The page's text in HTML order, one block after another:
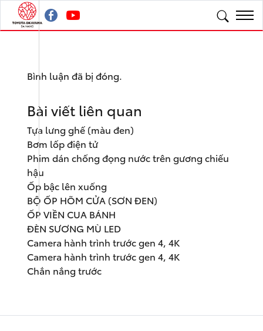
Bình luận đã bị đóng.
Bài viết liên quan
Tựa lưng ghế (màu đen)
Bơm lốp điện tử
Phim dán chống đọng nước trên gương chiếu
hậu
Ốp bậc lên xuống
BỘ ỐP HÕM CỬA (SƠN ĐEN)
ỐP VIỀN CUA BÁNH
ĐÈN SƯƠNG MÙ LED
Camera hành trình trước gen 4, 4K
Camera hành trình trước gen 4, 4K
Chắn nắng trước